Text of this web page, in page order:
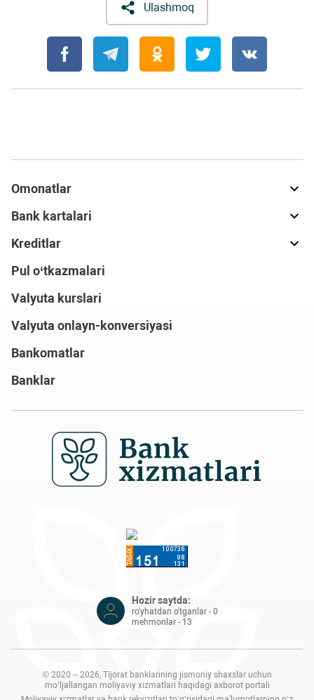
Ulashmoq
Omonatlar
Bank kartalari
Kreditlar
Pul o‘tkazmalari
Valyuta kurslari
Valyuta onlayn-konversiyasi
Bankomatlar
Banklar
Hozir saytda:
ro'yhatdan o'tganlar - 0
mehmonlar - 13
© 2020 – 2026, Tijorat banklarining jismoniy shaxslar uchun
mo‘ljallangan moliyaviy xizmatlari haqidagi axborot portali